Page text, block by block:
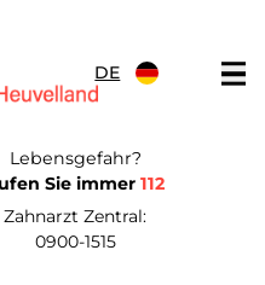
DE
Lebensgefahr?
Sie immer112
Zahnarzt Zentral:
0900-1515